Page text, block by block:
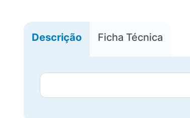
Descrição Ficha Técnica